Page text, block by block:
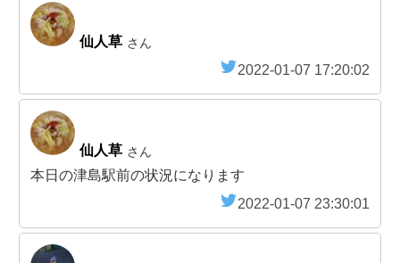
仙人草 さん
2022-01-07 17:20:02
仙人草 さん
本日の津島駅前の状況になります
2022-01-07 23:30:01